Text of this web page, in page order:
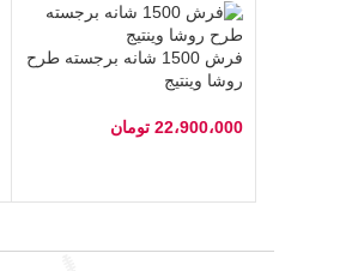
فرش 1500 شانه برجسته طرح
روشا وینتیج
22،900،000 تومان